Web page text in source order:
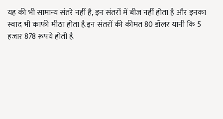
यह की भी सामान्य संतरे नहीं है, इन संतरों में बीज नहीं होता है और इनका
स्वाद भी काफी मीठा होता है.इन संतरों की कीमत 80 डॉलर यानी कि 5
हजार 878 रूपये होती है.